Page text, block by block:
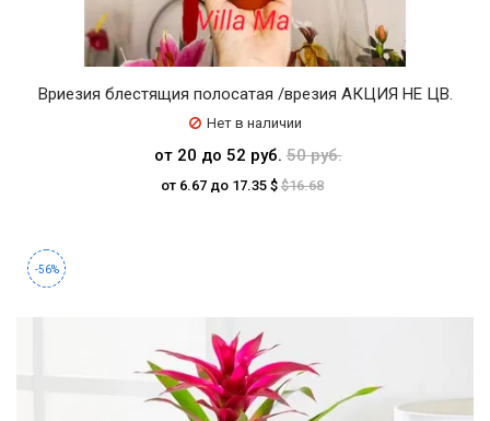
Вриезия блестящия полосатая /врезия АКЦИЯ НЕ ЦВ.
Нет в наличии
от 20 до 52 руб.50 руб.
от 6.67 до 17.35 $ $16.68
-56%